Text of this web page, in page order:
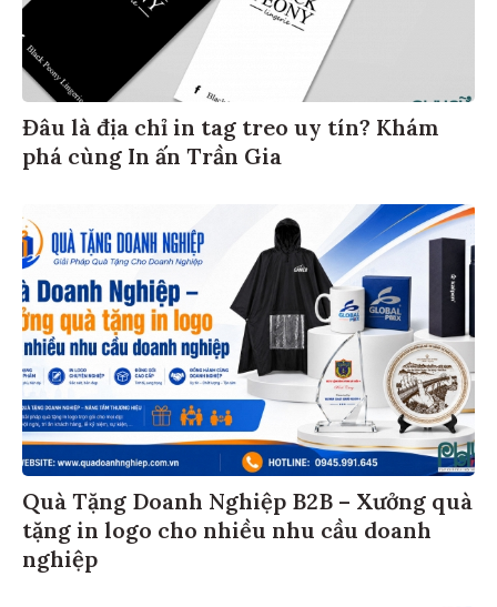
Đâu là địa chỉ in tag treo uy tín? Khám
phá cùng In ấn Trần Gia
Quà Tặng Doanh Nghiệp B2B – Xưởng quà
tặng in logo cho nhiều nhu cầu doanh
nghiệp